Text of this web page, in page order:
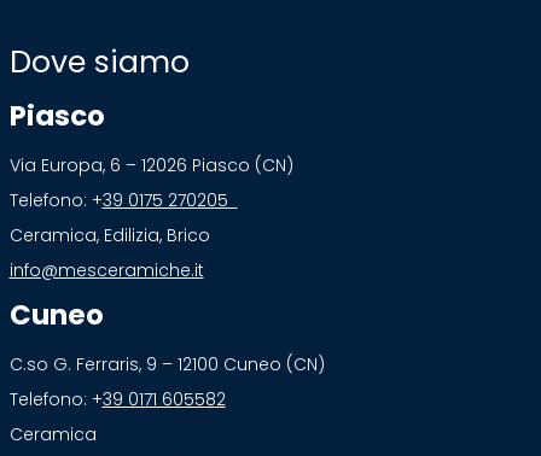
Dove siamo
Piasco
Via Europa, 6 – 12026 Piasco (CN)
Telefono: +39 0175 270205
Ceramica, Edilizia, Brico
info@mesceramiche.it
Cuneo
C.so G. Ferraris, 9 – 12100 Cuneo (CN)
Telefono: +39 0171 605582
Ceramica